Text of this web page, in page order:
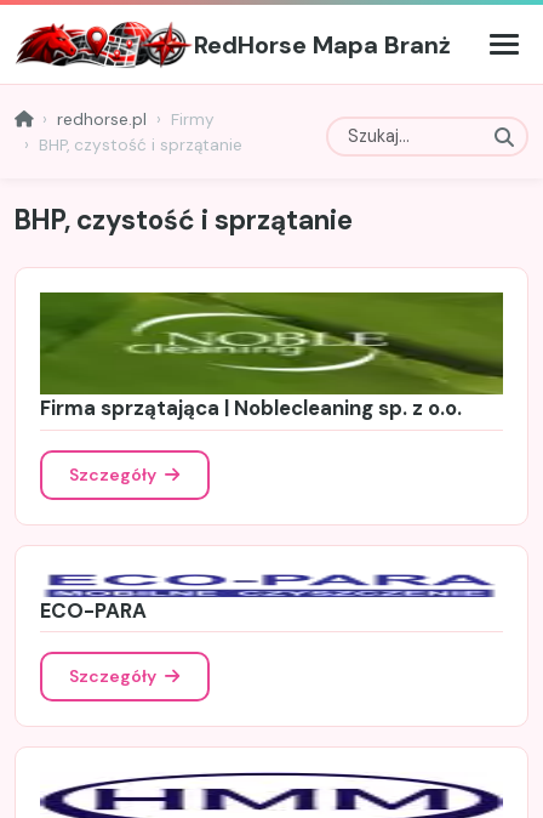
RedHorse Mapa Branż
redhorse.pl
Firmy
BHP, czystość i sprzątanie
BHP, czystość i sprzątanie
Firma sprzątająca | Noblecleaning sp. z o.o.
Szczegóły
ECO-PARA
Szczegóły